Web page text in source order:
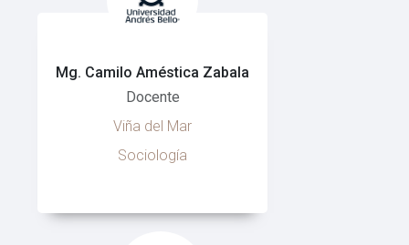
Mg. Camilo Améstica Zabala
Docente
Viña del Mar
Sociología